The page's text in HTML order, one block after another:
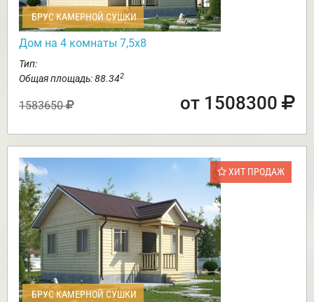
БРУС КАМЕРНОЙ СУШКИ
Дом на 4 комнаты 7,5х8
Тип:
Общая площадь: 88.342
1583650 от 1508300
ХИТ ПРОДАЖ
БРУС КАМЕРНОЙ СУШКИ